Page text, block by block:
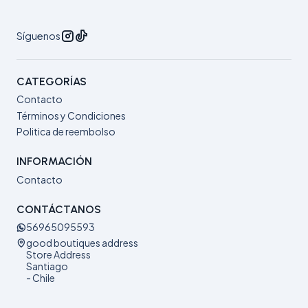
Síguenos
CATEGORÍAS
Contacto
Términos y Condiciones
Politica de reembolso
INFORMACIÓN
Contacto
CONTÁCTANOS
56965095593
good boutiques address
Store Address
Santiago
- Chile